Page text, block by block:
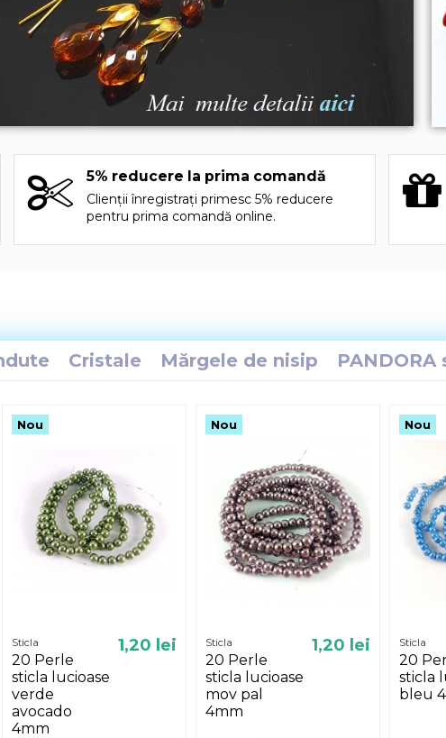
5% reducere la prima comandă
Clienții înregistrați primesc 5% reducere
pentru prima comandă online.
Cristale Mărgele de nisip PANDORA
Nou
Sticla
20 Perle
sticla lucioase
verde
avocado
4mm
1,20 lei
Nou
Sticla
20 Perle
sticla lucioase
mov pal
4mm
1,20 lei
Nou
Sticla
20
sticla
bleu